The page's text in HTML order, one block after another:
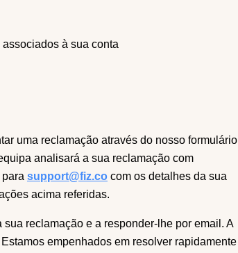
à sua conta
uma reclamação através do nosso formulário
analisará a sua reclamação com
support@fiz.co com os detalhes da sua
acima referidas.
reclamação e a responder-lhe por email. A
empenhados em resolver rapidamente